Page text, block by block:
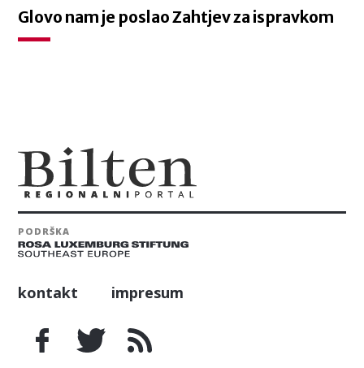
Glovo nam je poslao Zahtjev za ispravkom
PODRŠKA
kontakt impresum